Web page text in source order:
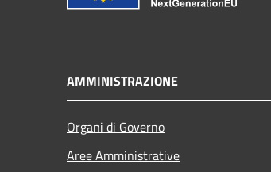
AMMINISTRAZIONE
Organi di Governo
Aree Amministrative